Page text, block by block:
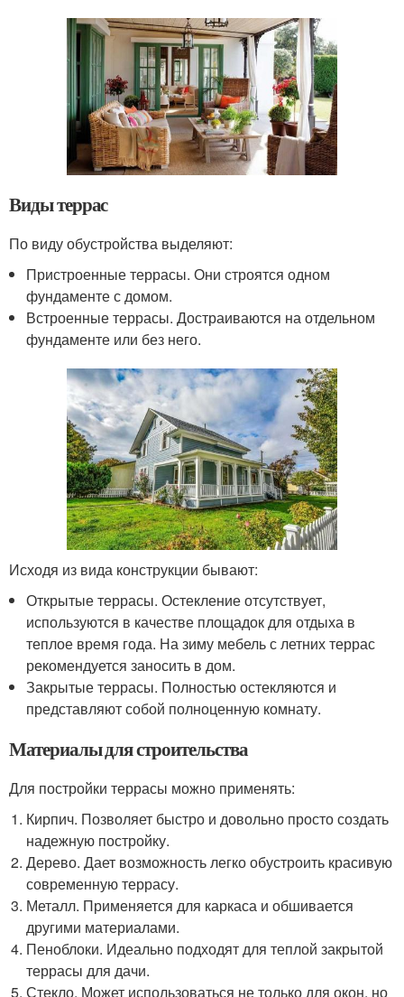
Виды террас
По виду обустройства выделяют:
Пристроенные террасы. Они строятся одном
фундаменте с домом.
Встроенные террасы. Достраиваются на отдельном
фундаменте или без него.
Исходя из вида конструкции бывают:
Открытые террасы. Остекление отсутствует,
используются в качестве площадок для отдыха в
теплое время года. На зиму мебель с летних террас
рекомендуется заносить в дом.
Закрытые террасы. Полностью остекляются и
представляют собой полноценную комнату.
Материалы для строительства
Для постройки террасы можно применять:
Кирпич. Позволяет быстро и довольно просто создать
надежную постройку.
Дерево. Дает возможность легко обустроить красивую
современную террасу.
Металл. Применяется для каркаса и обшивается
другими материалами.
Пеноблоки. Идеально подходят для теплой закрытой
террасы для дачи.
Стекло. Может использоваться не только для окон, но